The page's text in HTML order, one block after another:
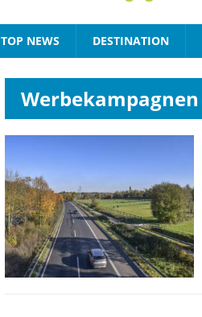
TOP NEWS DESTINATION
Werbekampagnen